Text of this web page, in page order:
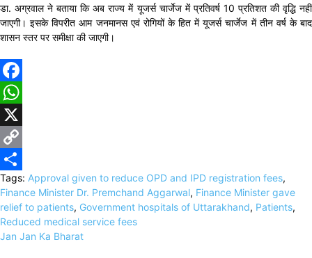
डा. अग्रवाल ने बताया कि अब राज्य में यूजर्स चार्जेज में प्रतिवर्ष 10 प्रतिशत की वृद्धि नहीं
जाएगी। इसके विपरीत आम जनमानस एवं रोगियों के हित में यूजर्स चार्जेज में तीन वर्ष के बाद
शासन स्तर पर समीक्षा की जाएगी।
Facebook
WhatsApp
X
Copy
Link
Share
Tags: Approval given to reduce OPD and IPD registration fees,
Finance Minister Dr. Premchand Aggarwal, Finance Minister gave
relief to patients, Government hospitals of Uttarakhand, Patients,
Reduced medical service fees
Jan Jan Ka Bharat